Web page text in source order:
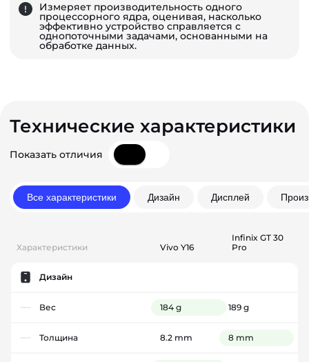
Измеряет производительность одного
процессорного ядра, оценивая, насколько
эффективно устройство справляется с
однопоточными задачами, основанными на
обработке данных.
Технические характеристики
Показать отличия
Все характеристики Дизайн Дисплей
Характеристики Vivo Y16
Infinix GT 30
Pro
Дизайн
Вес 184 g 189 g
Толщина 8.2 mm 8 mm